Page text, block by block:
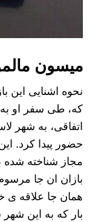
میسون
نحوه اشنایی این
که، طی سفر او به
اتفاقی، به شهر
حضور پیدا کرد.
مجاز شناخته شده
بازان ان جا
همان جا علاقه ی
بار که به این شهر